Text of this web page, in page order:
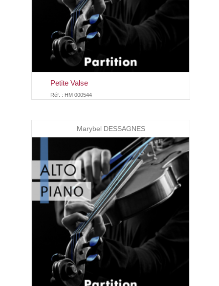
Petite Valse
Réf. : HM 000544
Marybel DESSAGNES